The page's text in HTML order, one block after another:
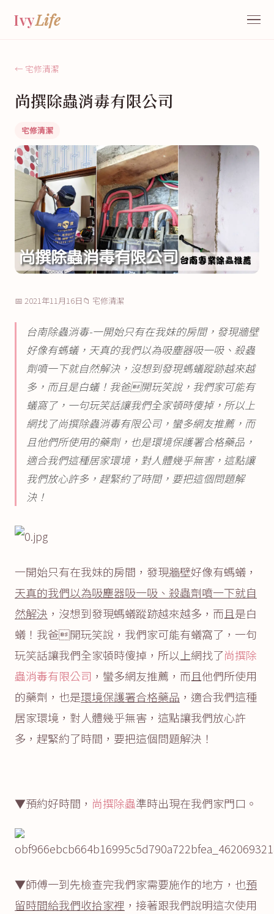
IvyLife
← 宅修清潔
尚撰除蟲消毒有限公司
宅修清潔
📅 2021年11月16日 📁 宅修清潔
台南除蟲消毒-一開始只有在我妹的房間，發現牆壁
好像有螞蟻，天真的我們以為吸塵器吸一吸、殺蟲
劑噴一下就自然解決，沒想到發現螞蟻蹤跡越來越
多，而且是白蟻！我爸開玩笑說，我們家可能有
蟻窩了，一句玩笑話讓我們全家頓時傻掉，所以上
網找了尚撰除蟲消毒有限公司，蠻多網友推薦，而
且他們所使用的藥劑，也是環境保護署合格藥品，
適合我們這種居家環境，對人體幾乎無害，這點讓
我們放心許多，趕緊約了時間，要把這個問題解
決！
一開始只有在我妹的房間，發現牆壁好像有螞蟻，
天真的我們以為吸塵器吸一吸、殺蟲劑噴一下就自
然解決 ，沒想到發現螞蟻蹤跡越來越多，而且是白
蟻！我爸開玩笑說，我們家可能有蟻窩了，一句
玩笑話讓我們全家頓時傻掉，所以上網找了尚撰除
蟲消毒有限公司 ，蠻多網友推薦，而且他們所使用
的藥劑，也是環境保護署合格藥品 ，適合我們這種
居家環境，對人體幾乎無害，這點讓我們放心許
多，趕緊約了時間，要把這個問題解決！
▼預約好時間， 尚撰除蟲準時出現在我們家門口。
▼師傅一到先檢查完我們家需要施作的地方，也預
留時間給我們收拾家裡 ，接著跟我們說明這次使用